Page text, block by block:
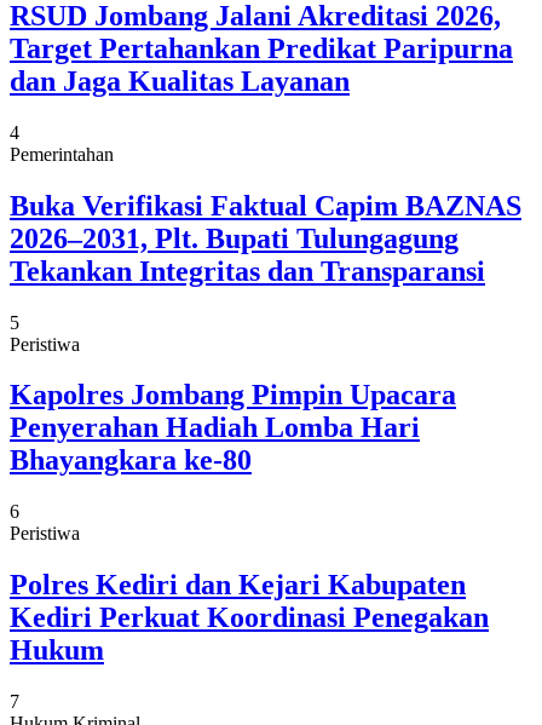
RSUD Jombang Jalani Akreditasi 2026,
Target Pertahankan Predikat Paripurna
dan Jaga Kualitas Layanan
4
Pemerintahan
Buka Verifikasi Faktual Capim BAZNAS
2026–2031, Plt. Bupati Tulungagung
Tekankan Integritas dan Transparansi
5
Peristiwa
Kapolres Jombang Pimpin Upacara
Penyerahan Hadiah Lomba Hari
Bhayangkara ke-80
6
Peristiwa
Polres Kediri dan Kejari Kabupaten
Kediri Perkuat Koordinasi Penegakan
Hukum
7